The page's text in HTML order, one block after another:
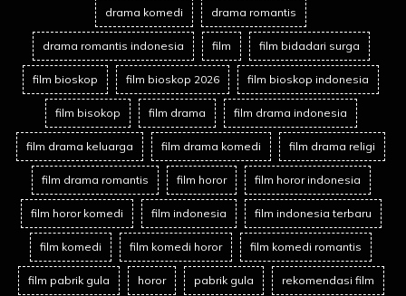
drama komedi drama romantis
drama romantis indonesia film film bidadari surga
film bioskop film bioskop 2026 film bioskop indonesia
film bisokop film drama film drama indonesia
film drama keluarga film drama komedi film drama religi
film drama romantis film horor film horor indonesia
film horor komedi film indonesia film indonesia terbaru
film komedi film komedi horor film komedi romantis
film pabrik gula horor pabrik gula rekomendasi film